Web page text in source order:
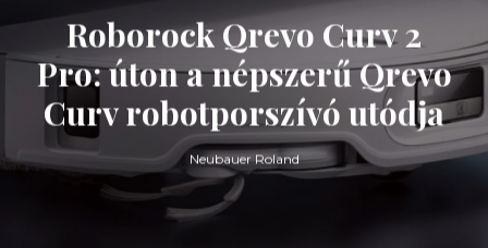
Roborock Qrevo Curv 2
Pro: úton a népszerű Qrevo
Curv robotporszívó utódja
Neubauer Roland